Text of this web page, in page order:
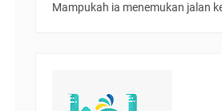
Mampukah ia menemukan jalan